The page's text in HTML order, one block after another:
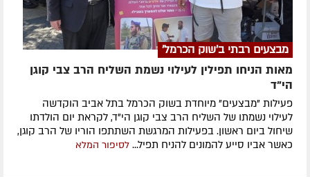
מבצעים רבתי ב'שוק הכרמל'
מאות הניחו תפילין לעילוי נשמת השליח הרב צבי קוגן
הי”ד
פעילות "מבצעים" מיוחדת בשוק הכרמל בתל אביב הוקדשה
לעילוי נשמתו של השליח הרב צבי קוגן הי"ד, לקראת יום הולדתו
שיחול ביום ראשון. בפעילות המרגשת השתתפו הוריו של הרב קוגן,
כאשר אביו סייע להמונים להניח תפיל... לסיפור המלא